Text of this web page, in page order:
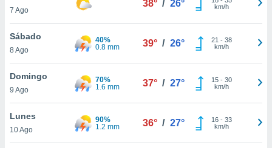
más
nuestra
y
de
7 Ago
38° / 26°
km/h
Sábado
8 Ago
40%
0.8 mm
39° / 26° 21 - 38
km/h
Domingo
9 Ago
70%
1.6 mm
37° / 27° 15- 30
km/h
Lunes
10 Ago
90%
1.2 mm
36° / 27° 16- 33
km/h